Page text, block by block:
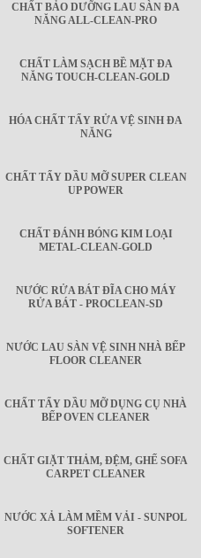
CHẤT BẢO DƯỠNG LAU SÀN ĐA
NĂNG ALL-CLEAN-PRO
CHẤT LÀM SẠCH BỀ MẶT ĐA
NĂNG TOUCH-CLEAN-GOLD
HÓA CHẤT TẨY RỬA VỆ SINH ĐA
NĂNG
CHẤT TẨY DẦU MỠ SUPER CLEAN
UP POWER
CHẤT ĐÁNH BÓNG KIM LOẠI
METAL-CLEAN-GOLD
NƯỚC RỬA BÁT ĐĨA CHO MÁY
RỬA BÁT - PROCLEAN-SD
NƯỚC LAU SÀN VỆ SINH NHÀ BẾP
FLOOR CLEANER
CHẤT TẨY DẦU MỠ DỤNG CỤ NHÀ
BẾP OVEN CLEANER
CHẤT GIẶT THẢM, ĐỆM, GHẾ SOFA
CARPET CLEANER
NƯỚC XẢ LÀM MỀM VẢI - SUNPOL
SOFTENER